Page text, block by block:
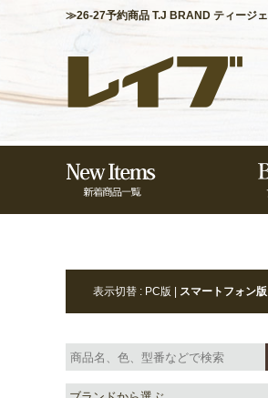
≫26-27予約商品 T.J BRAND ティージ
表示切替 : PC版 | スマートフォン版